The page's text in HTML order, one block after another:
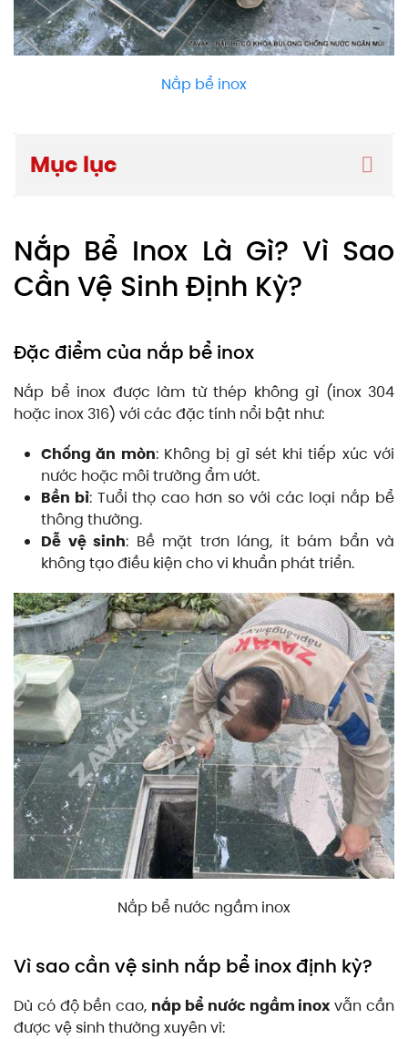
Nắp bể inox
Mục lục
Nắp Bể Inox Là Gì? Vì Sao
Cần Vệ Sinh Định Kỳ?
Đặc điểm của nắp bể inox
Nắp bể inox được làm từ thép không gỉ (inox 304
hoặc inox 316) với các đặc tính nổi bật như:
Chống ăn mòn: Không bị gỉ sét khi tiếp xúc với
nước hoặc môi trường ẩm ướt.
Bền bỉ: Tuổi thọ cao hơn so với các loại nắp bể
thông thường.
Dễ vệ sinh: Bề mặt trơn láng, ít bám bẩn và
không tạo điều kiện cho vi khuẩn phát triển.
Nắp bể nước ngầm inox
Vì sao cần vệ sinh nắp bể inox định kỳ?
Dù có độ bền cao, nắp bể nước ngầm inox vẫn cần
được vệ sinh thường xuyên vì: